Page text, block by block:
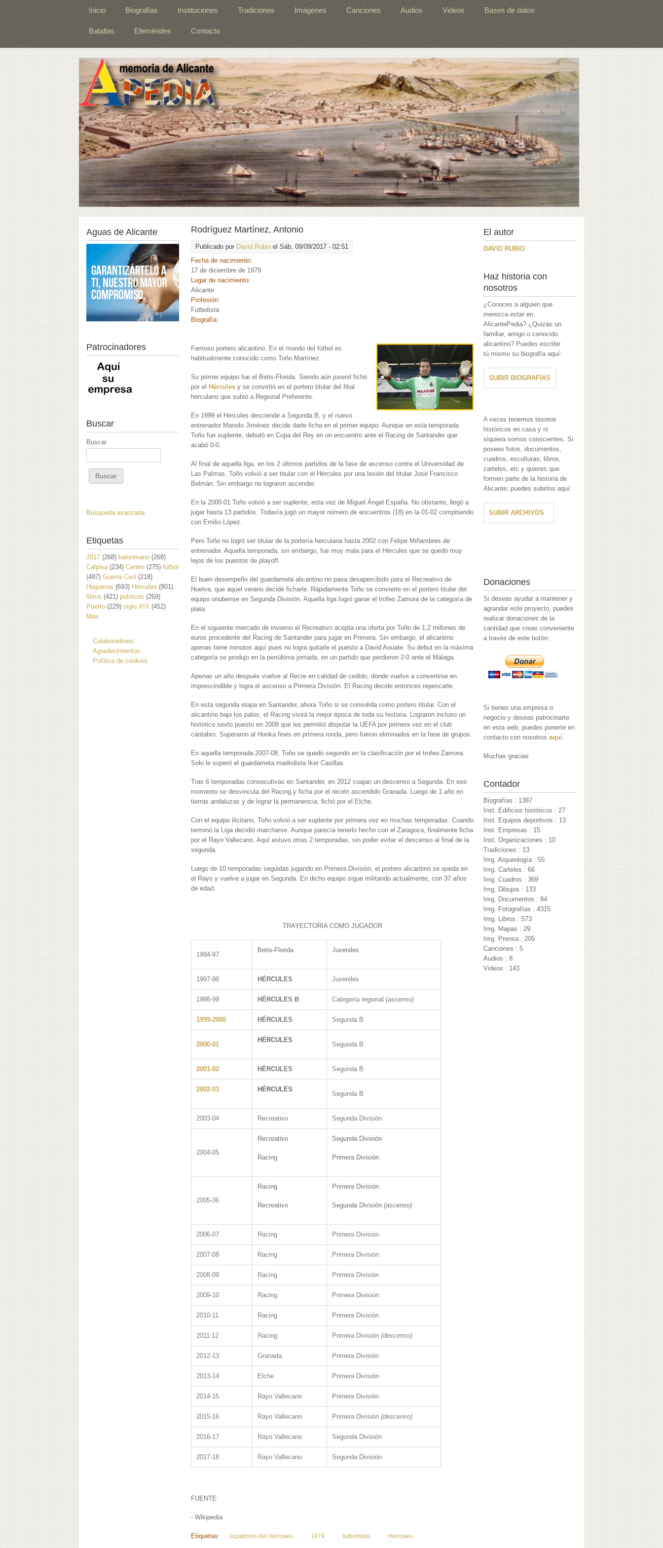
Inicio Biografías Instituciones Tradiciones Imágenes Canciones Audios Videos Bases de datos
Batallas Efemérides Contacto
Rodríguez Martínez, Antonio
Publicado por David Rubio el Sáb, 09/09/2017 - 02:51
Fecha de nacimiento:
17 de diciembre de 1979
Lugar de nacimiento:
Alicante
Profesión:
Futbolista
Biografía:
Famoso portero alicantino. En el mundo del fútbol es
habitualmente conocido como Toño Martínez.
Su primer equipo fue el Betis-Florida. Siendo aún juvenil fichó
por el Hércules y se convirtió en el portero titular del filial
herculano que subió a Regional Preferente.
En 1999 el Hércules desciende a Segunda B, y el nuevo
entrenador Manolo Jiménez decide darle ficha en el primer equipo. Aunque en esta temporada
Toño fue suplente, debutó en Copa del Rey en un encuentro ante el Racing de Santander que
acabó 0-0.
Al final de aquella liga, en los 2 últimos partidos de la fase de ascenso contra el Universidad de
Las Palmas, Toño volvió a ser titular con el Hércules por una lesión del titular José Francisco
Belmán. Sin embargo no lograron ascender.
En la 2000-01 Toño volvió a ser suplente, esta vez de Miguel Ángel España. No obstante, llegó a
jugar hasta 13 partidos. Todavía jugó un mayor número de encuentros (18) en la 01-02 compitiendo
con Emilio López.
Pero Toño no logró ser titular de la portería herculana hasta 2002 con Felipe Miñambres de
entrenador. Aquella temporada, sin embargo, fue muy mala para el Hércules que se quedó muy
lejos de los puestos de playoff.
El buen desempeño del guardameta alicantino no pasa desapercibido para el Recreativo de
Huelva, que aquel verano decide ficharle. Rápidamente Toño se convierte en el portero titular del
equipo onubense en Segunda División. Aquella liga logró ganar el trofeo Zamora de la categoría de
plata.
En el siguiente mercado de invierno el Recreativo acepta una oferta por Toño de 1,2 millones de
euros procedente del Racing de Santander para jugar en Primera. Sin embargo, el alicantino
apenas tiene minutos aquí pues no logra quitarle el puesto a David Aouate. Su debut en la máxima
categoría se produjo en la penúltima jornada, en un partido que perdieron 2-0 ante el Málaga.
Apenas un año después vuelve al Recre en calidad de cedido, donde vuelve a convertirse en
imprescindible y logra el ascenso a Primera División. El Racing decide entonces repescarle.
En esta segunda etapa en Santander, ahora Toño si se consolida como portero titular. Con el
alicantino bajo los palos, el Racing vivirá la mejor época de toda su historia. Lograron incluso un
histórico sexto puesto en 2008 que les permitió disputar la UEFA por primera vez en el club
cántabro. Superaron al Honka finés en primera ronda, pero fueron eliminados en la fase de grupos.
En aquella temporada 2007-08, Toño se quedó segundo en la clasificación por el trofeo Zamora.
Solo le superó el guardameta madridista Iker Casillas.
Tras 6 temporadas consecutivas en Santander, en 2012 cuajan un descenso a Segunda. En ese
momento se desvincula del Racing y ficha por el recién ascendido Granada. Luego de 1 año en
tierras andaluzas y de lograr la permanencia, fichó por el Elche.
Con el equipo ilicitano, Toño volvió a ser suplente por primera vez en muchas temporadas. Cuando
terminó la Liga decidió marcharse. Aunque parecía tenerlo hecho con el Zaragoza, finalmente ficha
por el Rayo Vallecano. Aquí estuvo otras 2 temporadas, sin poder evitar el descenso al final de la
segunda.
Luego de 10 temporadas seguidas jugando en Primera División, el portero alicantino se queda en
el Rayo y vuelve a jugar en Segunda. En dicho equipo sigue militando actualmente, con 37 años
de edad.
TRAYECTORIA COMO JUGADOR
1994-97
Betis-Florida Juveniles
1997-98 HÉRCULES Juveniles
1998-99 HÉRCULES B Categoría regional(ascenso)
1999-2000 HÉRCULES Segunda B
2000-01
HÉRCULES
Segunda B
2001-02 HÉRCULES Segunda B
2002-03 HÉRCULES
Segunda B
2003-04 Recreativo Segunda División
2004-05
Recreativo
Racing
Segunda División
Primera División
2005-06
Racing
Recreativo
Primera División
Segunda División(ascenso)
2006-07 Racing Primera División
2007-08 Racing Primera División
2008-09 Racing Primera División
2009-10 Racing Primera División
2010-11 Racing Primera División
2011-12 Racing Primera División(descenso)
2012-13 Granada Primera División
2013-14 Elche Primera División
2014-15 Rayo Vallecano Primera División
2015-16 Rayo Vallecano Primera División(descenso)
2016-17 Rayo Vallecano Segunda División
2017-18 Rayo Vallecano Segunda División
FUENTE:
- Wikipedia
Etiquetas: jugadores del Hércules 1979 futbolistas Hércules
Aguas de Alicante
Patrocinadores
Buscar
Buscar
Búsqueda avanzada
Etiquetas
2017 (268) balonmano (268)
Calpisa (234) Centro (275) fútbol
(487) Guerra Civil (218)
Hogueras (693) Hércules (801)
libros (421) políticos (269)
Puerto (229) siglo XIX (452)
Más
Colaboradores
Agradecimientos
Política de cookies
El autor
DAVID RUBIO
Haz historia con
nosotros
¿Conoces a alguien que
merezca estar en
AlicantePedia? ¿Quizás un
familiar, amigo o conocido
alicantino? Puedes escribir
tú mismo su biografía aquí:
SUBIR BIOGRAFÍAS
A veces tenemos tesoros
históricos en casa y ni
siquiera somos conscientes. Si
posees fotos, documentos,
cuadros, esculturas, libros,
carteles, etc y quieres que
formen parte de la historia de
Alicante; puedes subirlos aquí:
SUBIR ARCHIVOS
Donaciones
Si deseas ayudar a mantener y
agrandar este proyecto, puedes
realizar donaciones de la
cantidad que creas conveniente
a través de este botón:
Si tienes una empresa o
negocio y deseas patrocinarte
en esta web, puedes ponerte en
contacto con nosotrosaquí.
Muchas gracias
Contador
Biografías : 1387
Inst. Edificios históricos : 27
Inst. Equipos deportivos : 13
Inst. Empresas : 15
Inst. Organizaciones : 10
Tradiciones : 13
Img. Arqueología : 55
Img. Carteles : 66
Img. Cuadros : 369
Img. Dibujos : 133
Img. Documentos : 84
Img. Fotografías : 4315
Img. Libros : 573
Img. Mapas : 29
Img. Prensa : 205
Canciones : 5
Audios : 8
Videos : 143